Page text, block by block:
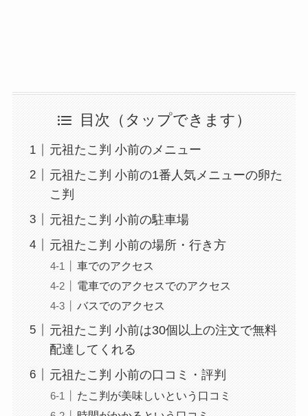
目次
元祖たこ判 小前のメニュー
元祖たこ判 小前の1番人気メニューの卵た
こ判
元祖たこ判 小前の駐車場
元祖たこ判 小前の場所・行き方
車でのアクセス
電車でのアクセスでのアクセス
バスでのアクセス
元祖たこ判 小前は30個以上の注文で無料
配達してくれる
元祖たこ判 小前の口コミ・評判
たこ判が美味しいという口コミ